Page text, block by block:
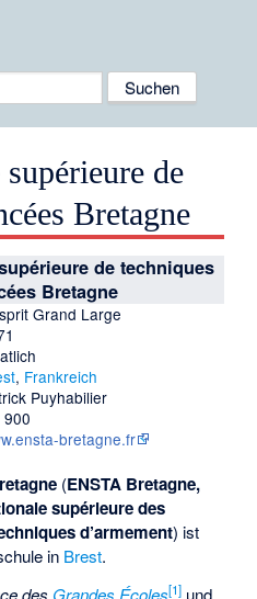
de
Bretagne
de techniques
Bretagne
Grand Large
, Frankreich
Puyhabilier
900
bretagne.fr
(ENSTA Bretagne,
supérieure des
d’armement) ist
in Brest.
des Grandes Écoles[1] und